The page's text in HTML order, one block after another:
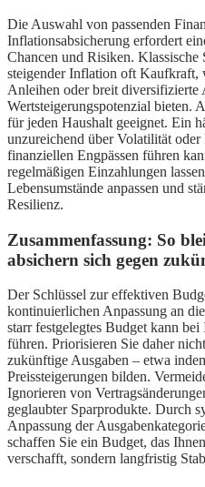
Die Auswahl von passenden
Inflationsabsicherung erfordert
Chancen und Risiken. Klassische
steigender Inflation oft Kaufkraft,
Anleihen oder breit diversifizierte
Wertsteigerungspotenzial bieten.
für jeden Haushalt geeignet. Ein
unzureichend über Volatilität
finanziellen Engpässen führen
regelmäßigen Einzahlungen
Lebensumstände anpassen und
Resilienz.
Zusammenfassung: So
absichern sich gegen
Der Schlüssel zur effektiven
kontinuierlichen Anpassung an
starr festgelegtes Budget kann
führen. Priorisieren Sie daher
zukünftige Ausgaben – etwa
Preissteigerungen bilden.
Ignorieren von
geglaubter Sparprodukte. Durch
Anpassung der
schaffen Sie ein Budget, das
verschafft, sondern langfristig